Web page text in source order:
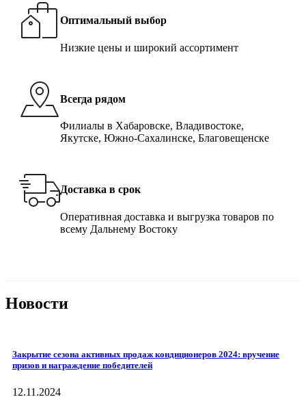
Оптимальный выбор
Низкие цены и широкий ассортимент
Всегда рядом
Филиалы в Хабаровске, Владивостоке,
Якутске, Южно-Сахалинске, Благовещенске
Доставка в срок
Оперативная доставка и выгрузка товаров по
всему Дальнему Востоку
Новости
Закрытие сезона активных продаж кондиционеров 2024: вручение
призов и награждение победителей
12.11.2024